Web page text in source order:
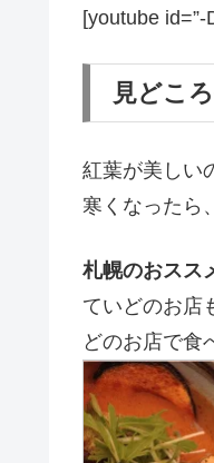
[youtube id=”-
見どこ
紅葉が美しい
寒くなったら
札幌のおスス
ていどのお店
どのお店で食